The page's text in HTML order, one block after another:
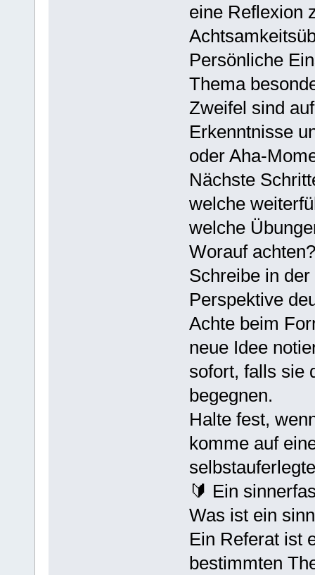
eine Reflexion
Persönliche
Thema
Zweifel sind
Erkenntnisse
oder Aha-
Nächste
welche
welche
Worauf achten?
Schreibe in
Perspektive
Achte beim
neue Idee
sofort, falls sie
begegnen.
Halte fest,
komme auf
🔰 Ein
Was ist ein
Ein Referat ist
bestimmten